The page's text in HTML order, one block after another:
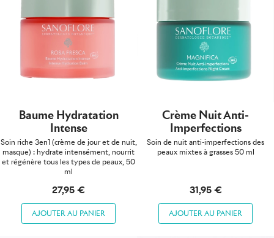
Baume Hydratation
Intense
Soin riche 3en1 (crème de jour et de nuit,
masque) : hydrate intensément, nourrit
et régénère tous les types de peaux, 50
ml
27,95 €
AJOUTER AU PANIER
Crème Nuit Anti-
Imperfections
Soin de nuit anti-imperfections des
peaux mixtes à grasses 50 ml
31,95 €
AJOUTER AU PANIER